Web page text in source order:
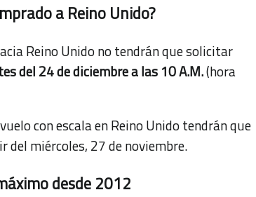
a Reino Unido?
Reino Unido no tendrán que solicitar
del 24 de diciembre a las 10 A.M.(hora
con escala en Reino Unido tendrán que
del miércoles, 27 de noviembre.
desde 2012